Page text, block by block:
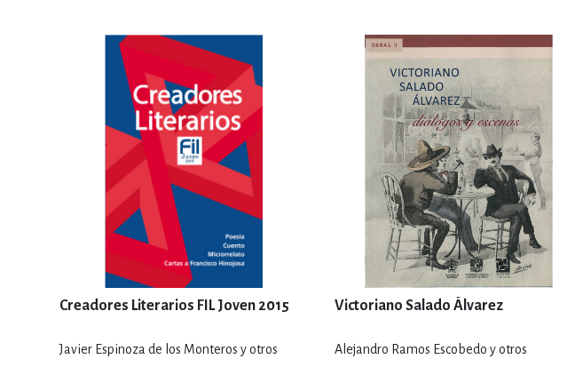
Creadores Literarios FIL Joven 2015
Javier Espinoza de los Monteros y otros
Victoriano Salado Álvarez
Alejandro Ramos Escobedo y otros